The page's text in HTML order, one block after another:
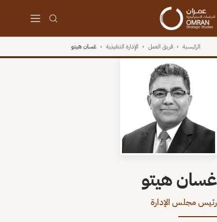
الرئيسية › فريق العمل › الإدارة التنفيذية › غسان هيتو
غسان هيتو
رئيس مجلس الإدارة